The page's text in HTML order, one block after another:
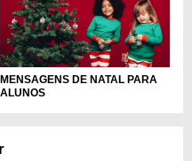
MENSAGENS DE NATAL PARA
ALUNOS